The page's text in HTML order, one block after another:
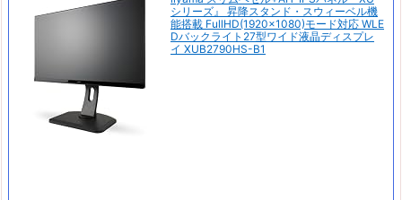
シリーズ』 昇降スタンド・スウィーベル機
能搭載 FullHD(1920×1080)モード対応 WLE
Dバックライト27型ワイド液晶ディスプレ
イ XUB2790HS-B1